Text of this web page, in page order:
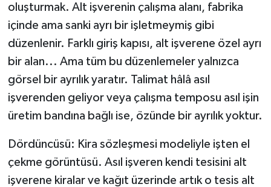
oluşturmak. Alt işverenin çalışma alanı, fabrika
içinde ama sanki ayrı bir işletmeymiş gibi
düzenlenir. Farklı giriş kapısı, alt işverene özel ayrı
bir alan... Ama tüm bu düzenlemeler yalnızca
görsel bir ayrılık yaratır. Talimat hâlâ asıl
işverenden geliyor veya çalışma temposu asıl işin
üretim bandına bağlı ise, özünde bir ayrılık yoktur.
Dördüncüsü: Kira sözleşmesi modeliyle işten el
çekme görüntüsü. Asıl işveren kendi tesisini alt
işverene kiralar ve kağıt üzerinde artık o tesis alt